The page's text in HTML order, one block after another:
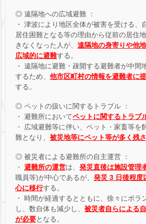
◎ 遠隔地への広域避難 ：
・ 津波により地区全体が被害を受ける、
居住困難となる等の理由から従前の居住
きなくなった人が、 遠隔地の身寄りや他
広域的に避難する。
・ 遠隔地に避難・疎開する避難者が中間
するため、 他市区町村の情報を避難者に
する。
◎ ペットの扱いに関するトラブル ：
・ 避難所においてペットに関するトラブ
・ 広域避難等に伴い、ペット・家畜等を
難となり、 被災地等にペット等が多く残
◎ 被災者による避難所の自主運営 ：
・ 避難所の運営は、 発災直後は施設管理
職員等)が中心であるが、 発災 3 日後程度
心に移行する。
・ 時間が経過するとともに、徐々にボラ
し、数自体も減少し、 被災者自らによる
が必要となる。